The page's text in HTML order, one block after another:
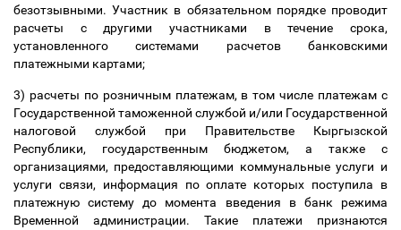
безотзывными. Участник в обязательном порядке проводит
расчеты с другими участниками в течение срока,
установленного системами расчетов банковскими
платежными картами;
3) расчеты по розничным платежам, в том числе платежам с
Государственной таможенной службой и/или Государственной
налоговой службой при Правительстве Кыргызской
Республики, государственным бюджетом, а также с
организациями, предоставляющими коммунальные услуги и
услуги связи, информация по оплате которых поступила в
платежную систему до момента введения в банк режима
Временной администрации. Такие платежи признаются